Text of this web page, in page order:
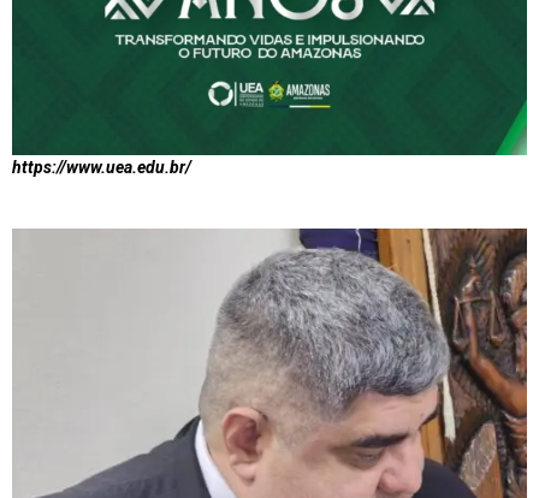
https://www.uea.edu.br/